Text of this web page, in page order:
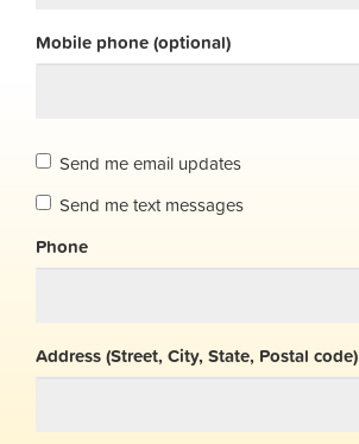
Mobile phone (optional)
Send me email updates
Send me text messages
Phone
Address (Street, City, State, Postal code)